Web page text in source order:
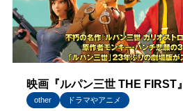
映画『ルパン三世 THE FIRST』
other ドラマやアニメ